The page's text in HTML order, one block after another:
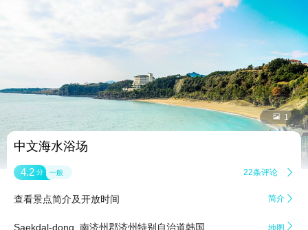
 1
中文海水浴场
4.2 分 一般 22条评论 
查看景点简介及开放时间 简介 
Saekdal-dong, 南济州郡济州特别自治道韩国 